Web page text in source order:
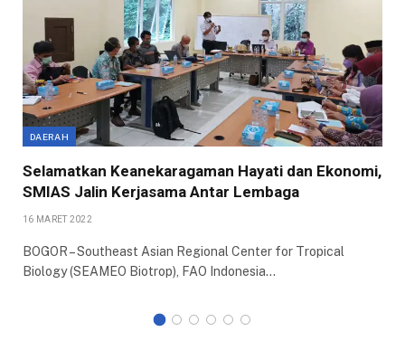
DAERAH
Selamatkan Keanekaragaman Hayati dan Ekonomi,
SMIAS Jalin Kerjasama Antar Lembaga
16 MARET 2022
BOGOR – Southeast Asian Regional Center for Tropical
Biology (SEAMEO Biotrop), FAO Indonesia…